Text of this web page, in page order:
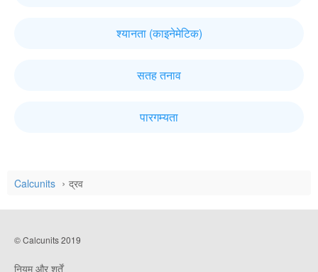
श्यानता (काइनेमेटिक)
सतह तनाव
पारगम्यता
Calcunits द्रव
© Calcunits 2019
नियम और शर्तें